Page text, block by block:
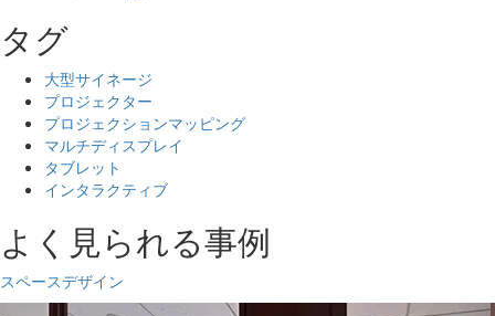
タグ
大型サイネージ
プロジェクター
プロジェクションマッピング
マルチディスプレイ
タブレット
インタラクティブ
よく見られる事例
スペースデザイン